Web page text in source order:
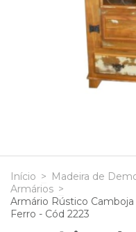
Início > Madeira de
Armários >
Armário Rústico
Ferro - Cód 2223